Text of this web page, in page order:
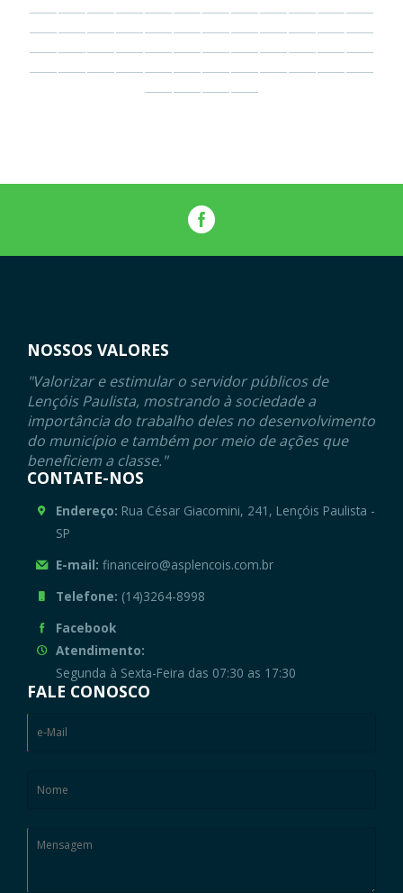
NOSSOS VALORES
"Valorizar e estimular o servidor públicos de
Lençóis Paulista, mostrando à sociedade a
importância do trabalho deles no desenvolvimento
do município e também por meio de ações que
beneficiem a classe."
CONTATE-NOS
Endereço: Rua César Giacomini, 241, Lençóis Paulista -
SP
E-mail: financeiro@asplencois.com.br
Telefone: (14)3264-8998
Facebook
Atendimento:
Segunda à Sexta-Feira das 07:30 as 17:30
FALE CONOSCO